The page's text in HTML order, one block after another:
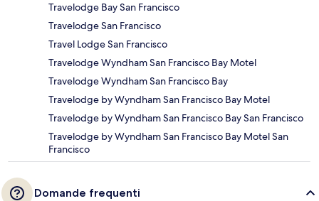
Travelodge Bay San Francisco
Travelodge San Francisco
Travel Lodge San Francisco
Travelodge Wyndham San Francisco Bay Motel
Travelodge Wyndham San Francisco Bay
Travelodge by Wyndham San Francisco Bay Motel
Travelodge by Wyndham San Francisco Bay San Francisco
Travelodge by Wyndham San Francisco Bay Motel San
Francisco
Domande frequenti